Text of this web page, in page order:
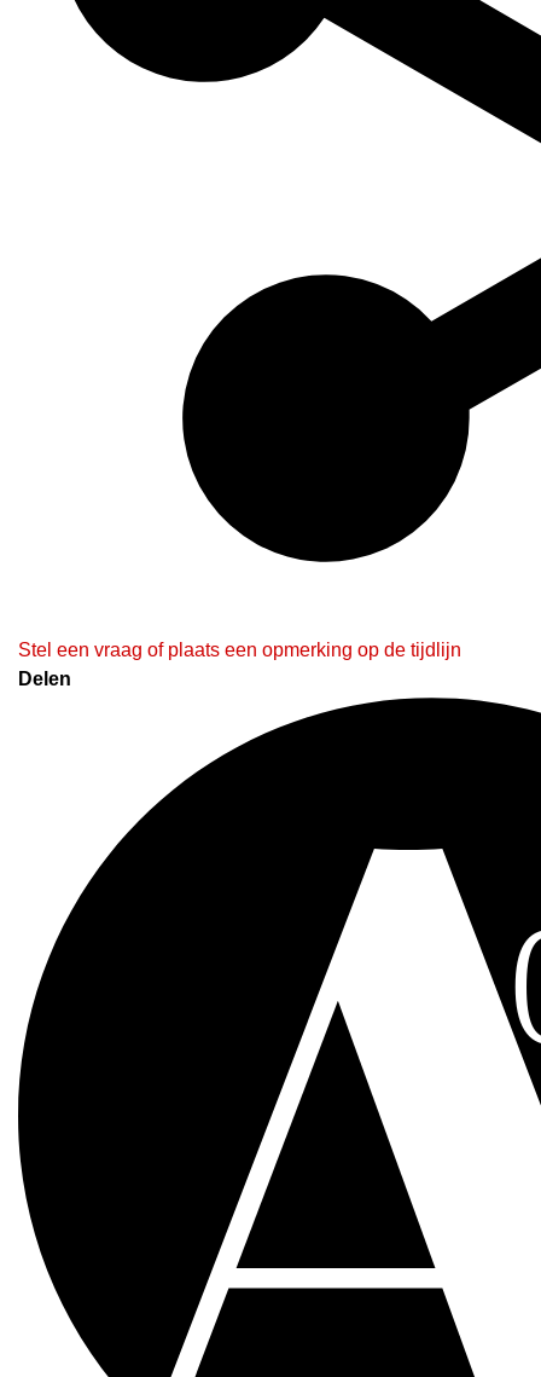
Stel een vraag of plaats een opmerking op de tijdlijn
Delen